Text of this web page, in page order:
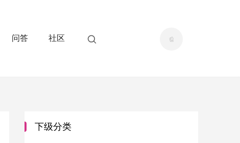
问答 社区
下级分类